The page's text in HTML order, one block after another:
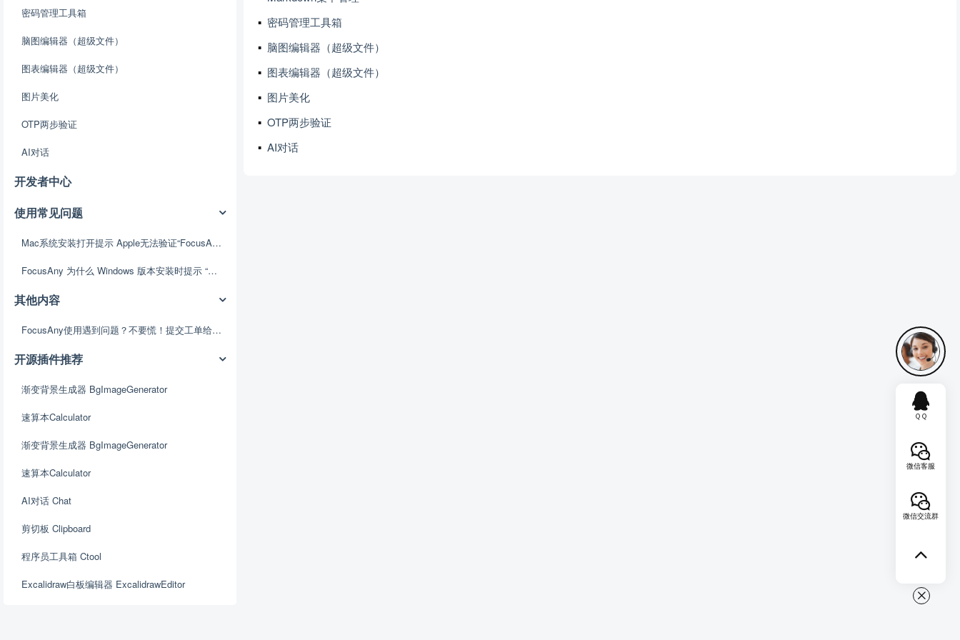
密码管理工具箱
脑图编辑器（超级文件）
图表编辑器（超级文件）
图片美化
OTP两步验证
AI对话
开发者中心
使用常见问题
Mac系统安装打开提示 Apple无法验证“FocusAny.app”是否包含可能危害Mac安全或泄漏隐私的恶意软件。
FocusAny 为什么 Windows 版本安装时提示 “未识别的应用”？
其他内容
FocusAny使用遇到问题？不要慌！提交工单给我们
开源插件推荐
渐变背景生成器 BgImageGenerator
速算本Calculator
渐变背景生成器 BgImageGenerator
速算本Calculator
AI对话 Chat
剪切板 Clipboard
程序员工具箱 Ctool
Excalidraw白板编辑器 ExcalidrawEditor
密码管理工具箱
脑图编辑器（超级文件）
图表编辑器（超级文件）
图片美化
OTP两步验证
AI对话
ＱＱ
微信客服
微信交流群